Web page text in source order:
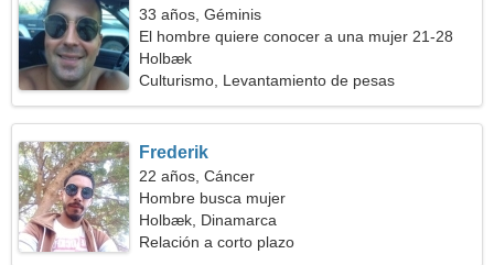
33 años, Géminis
El hombre quiere conocer a una mujer 21-28
Holbæk
Culturismo, Levantamiento de pesas
Frederik
22 años, Cáncer
Hombre busca mujer
Holbæk, Dinamarca
Relación a corto plazo